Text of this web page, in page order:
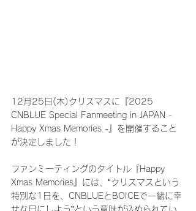
12月25日(木)クリスマスに『2025
CNBLUE Special Fanmeeting in JAPAN -
Happy Xmas Memories -』を開催すること
が決定しました！
ファンミーティングのタイトル『Happy
Xmas Memories』には、“クリスマスという
特別な1日を、CNBLUEとBOICEで一緒に幸